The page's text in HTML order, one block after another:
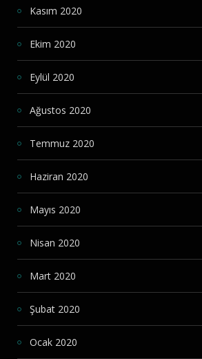
Kasım 2020
Ekim 2020
Eylül 2020
Ağustos 2020
Temmuz 2020
Haziran 2020
Mayıs 2020
Nisan 2020
Mart 2020
Şubat 2020
Ocak 2020